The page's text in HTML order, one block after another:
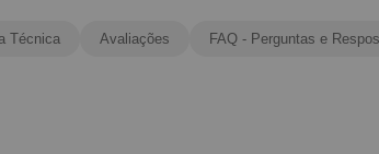
Técnica Avaliações FAQ - Perguntas e